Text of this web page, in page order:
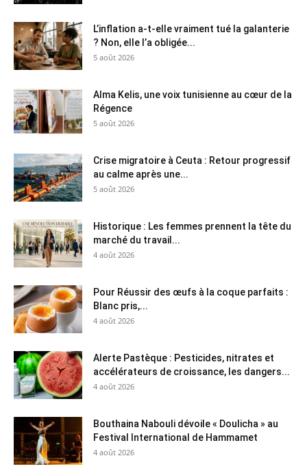
L’inflation a-t-elle vraiment tué la galanterie
? Non, elle l’a obligée...
5 août 2026
Alma Kelis, une voix tunisienne au cœur de la
Régence
5 août 2026
Crise migratoire à Ceuta : Retour progressif
au calme après une...
5 août 2026
Historique : Les femmes prennent la tête du
marché du travail...
4 août 2026
Pour Réussir des œufs à la coque parfaits :
Blanc pris,...
4 août 2026
Alerte Pastèque : Pesticides, nitrates et
accélérateurs de croissance, les dangers...
4 août 2026
Bouthaina Nabouli dévoile « Doulicha » au
Festival International de Hammamet
4 août 2026